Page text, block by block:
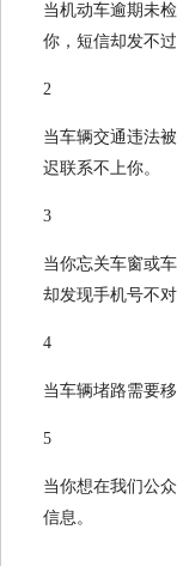
当机动车逾期未
你，短信却发不过
2
当车辆交通违法
迟联系不上你。
3
当你忘关车窗或
却发现手机号不对
4
当车辆堵路需要
5
当你想在我们公
信息。